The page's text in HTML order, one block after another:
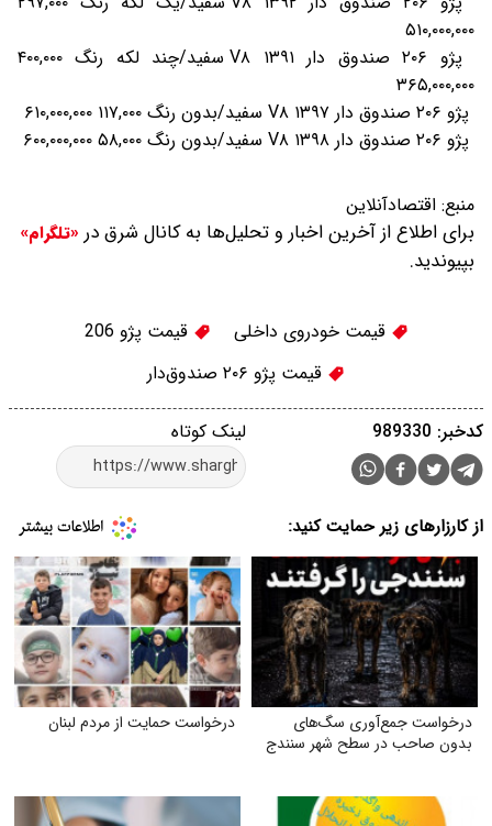
۵۱۰,۰۰۰,۰۰۰
پژو ۲۰۶ صندوق دار V۸ ۱۳۹۱ سفید/چند لکه رنگ ۴۰۰,۰۰۰
۳۶۵,۰۰۰,۰۰۰
پژو ۲۰۶ صندوق دار V۸ ۱۳۹۷ سفید/بدون رنگ ۱۱۷,۰۰۰ ۶۱۰,۰۰۰,۰۰۰
پژو ۲۰۶ صندوق دار V۸ ۱۳۹۸ سفید/بدون رنگ ۵۸,۰۰۰ ۶۰۰,۰۰۰,۰۰۰
منبع: اقتصادآنلاین
برای اطلاع از آخرین اخبار و تحلیل‌ها به کانال شرق در «تلگرام»
بپیوندید.
قیمت خودروی داخلی
قیمت پژو 206
قیمت پژو ۲۰۶ صندوق‌دار
لینک کوتاه کدخبر: 989330
از کارزارهای زیر حمایت کنید:
درخواست جمع‌آوری سگ‌های
بدون صاحب در سطح شهر سنندج
درخواست حمایت از مردم لبنان